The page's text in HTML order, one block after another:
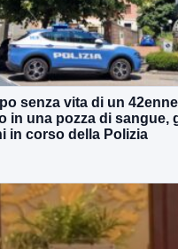
senza vita di un
in una pozza di sangue,
in corso della Polizia